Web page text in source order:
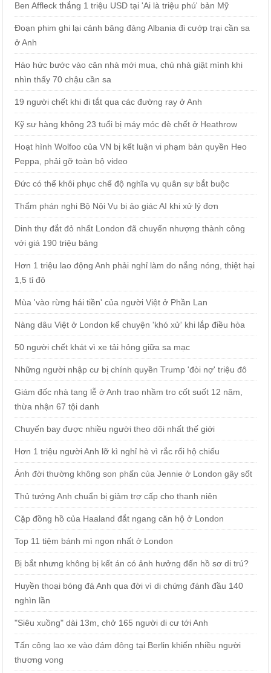
Ben Affleck thắng 1 triệu USD tại 'Ai là triệu phú' bản Mỹ
Đoạn phim ghi lại cảnh băng đảng Albania đi cướp trại cần sa
ở Anh
Háo hức bước vào căn nhà mới mua, chủ nhà giật mình khi
nhìn thấy 70 chậu cần sa
19 người chết khi đi tắt qua các đường ray ở Anh
Kỹ sư hàng không 23 tuổi bị máy móc đè chết ở Heathrow
Hoạt hình Wolfoo của VN bị kết luận vi phạm bản quyền Heo
Peppa, phải gỡ toàn bộ video
Đức có thể khôi phục chế độ nghĩa vụ quân sự bắt buộc
Thẩm phán nghi Bộ Nội Vụ bị ảo giác AI khi xử lý đơn
Dinh thự đắt đỏ nhất London đã chuyển nhượng thành công
với giá 190 triệu bảng
Hơn 1 triệu lao động Anh phải nghỉ làm do nắng nóng, thiệt hại
1,5 tỉ đô
Mùa 'vào rừng hái tiền' của người Việt ở Phần Lan
Nàng dâu Việt ở London kể chuyện 'khó xử' khi lắp điều hòa
50 người chết khát vì xe tải hỏng giữa sa mạc
Những người nhập cư bị chính quyền Trump 'đòi nợ' triệu đô
Giám đốc nhà tang lễ ở Anh trao nhầm tro cốt suốt 12 năm,
thừa nhận 67 tội danh
Chuyến bay được nhiều người theo dõi nhất thế giới
Hơn 1 triệu người Anh lỡ kì nghỉ hè vì rắc rối hộ chiếu
Ảnh đời thường không son phấn của Jennie ở London gây sốt
Thủ tướng Anh chuẩn bị giảm trợ cấp cho thanh niên
Cặp đồng hồ của Haaland đắt ngang căn hộ ở London
Top 11 tiệm bánh mì ngon nhất ở London
Bị bắt nhưng không bị kết án có ảnh hưởng đến hồ sơ di trú?
Huyền thoại bóng đá Anh qua đời vì di chứng đánh đầu 140
nghìn lần
"Siêu xuồng" dài 13m, chở 165 người di cư tới Anh
Tấn công lao xe vào đám đông tại Berlin khiến nhiều người
thương vong